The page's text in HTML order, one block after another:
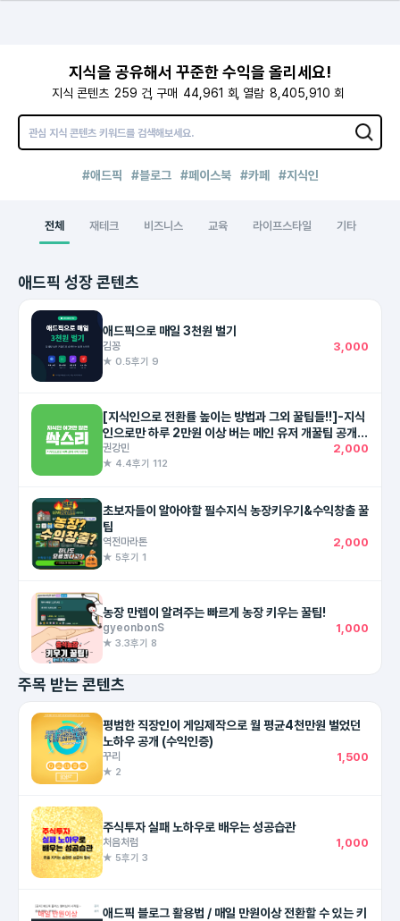
지식을 공유해서 꾸준한 수익을 올리세요!
지식 콘텐츠 259 건 구매 44,961 회 열람 8,405,910 회
#애드픽 #블로그 #페이스북 #카페 #지식인
전체 재테크 비즈니스 교육 라이프스타일 기타
애드픽 성장 콘텐츠
애드픽으로 매일 3천원 벌기
김꽁 3,000
★ 0.5후기 9
[지식인으로 전환률 높이는 방법과 그외 꿀팁들!!]-지식
인으로만 하루 2만원 이상 버는 메인 유저 개꿀팁 공개!
(최대 하루 351,640원)
권강민 2,000
★ 4.4후기 112
초보자들이 알아야할 필수지식 농장키우기&수익창출 꿀
팁
역전마라톤 2,000
★ 5후기 1
농장 만렙이 알려주는 빠르게 농장 키우는 꿀팁!
gyeonbonS 1,000
★ 3.3후기 8
주목 받는 콘텐츠
평범한 직장인이 게임제작으로 월 평균4천만원 벌었던
노하우 공개 (수익인증)
꾸리 1,500
★ 2
주식투자 실패 노하우로 배우는 성공습관
처음처럼 1,000
★ 5후기 3
애드픽 블로그 활용법 / 매일 만원이상 전환할 수 있는 키